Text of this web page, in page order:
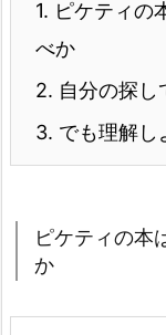
1. ピケティの
べか
2. 自分の探し
3. でも理解し
ピケティの本
か